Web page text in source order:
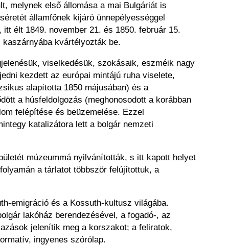
melynek első állomása a mai Bulgáriát is
államfőnek kijáró ünnepélyességgel
élt 1849. november 21. és 1850. február 15.
kvártélyozták be.
viselkedésük, szokásaik, eszméik nagy
kezdett az európai mintájú ruha viselete,
alapította 1850 májusában) és a
a húsfeldolgozás (meghonosodott a korábban
felépítése és beüzemelése. Ezzel
katalizátora lett a bolgár nemzeti
múzeummá nyilvánították, s itt kapott helyet
a tárlatot többször felújítottuk, a
emigráció és a Kossuth-kultusz világába.
lakóház berendezésével, a fogadó-, az
jelenítik meg a korszakot; a feliratok,
ingyenes szórólap.